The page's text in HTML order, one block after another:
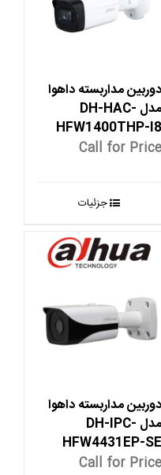
دوربین مداربسته داهوا
مدل DH-HAC-
HFW1400THP-I8
Call for Price
جزئیات
دوربین مداربسته داهوا
مدل DH-IPC-
HFW4431EP-SE
Call for Price